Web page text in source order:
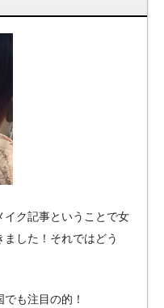
イク記事ということで女
した！それではどう
も注目の的！